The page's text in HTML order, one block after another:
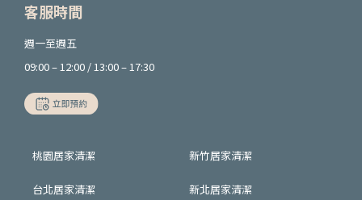
客服時間
週一至週五
09:00 – 12:00 / 13:00 – 17:30
桃園居家清潔 新竹居家清潔
台北居家清潔 新北居家清潔